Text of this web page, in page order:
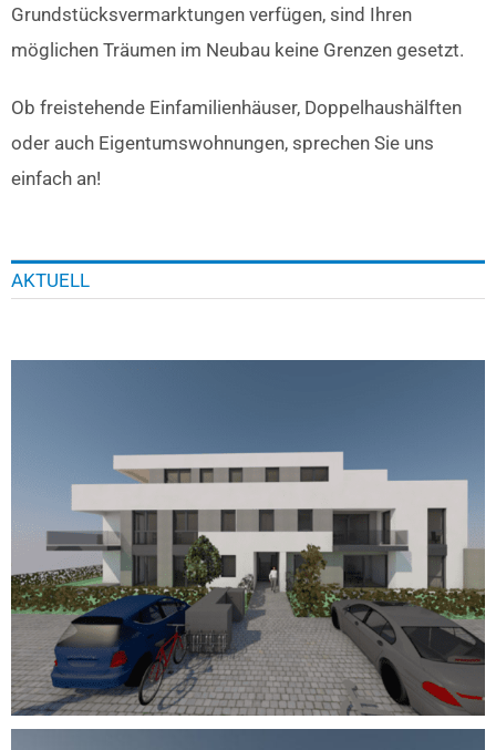
Grundstücksvermarktungen verfügen, sind Ihren
möglichen Träumen im Neubau keine Grenzen gesetzt.
Ob freistehende Einfamilienhäuser, Doppelhaushälften
oder auch Eigentumswohnungen, sprechen Sie uns
einfach an!
AKTUELL